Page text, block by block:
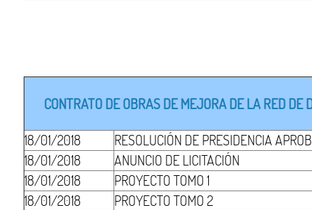
CONTRATO DE OBRAS DE MEJORA DE LA RED
18/01/2018
RESOLUCIÓN DE PRESIDENCIA
18/01/2018
ANUNCIO DE LICITACIÓN
18/01/2018
PROYECTO TOMO 1
18/01/2018
PROYECTO TOMO 2